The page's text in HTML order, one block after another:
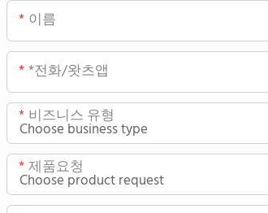
이름
*전화/왓츠앱
비즈니스 유형
제품요청